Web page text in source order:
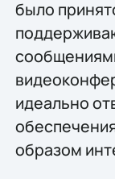
было
идеально
образом